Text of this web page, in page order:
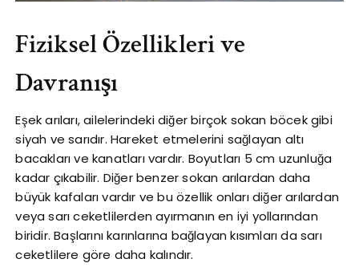
Fiziksel Özellikleri ve
Davranışı
Eşek arıları, ailelerindeki diğer birçok sokan böcek gibi
siyah ve sarıdır. Hareket etmelerini sağlayan altı
bacakları ve kanatları vardır. Boyutları 5 cm uzunluğa
kadar çıkabilir. Diğer benzer sokan arılardan daha
büyük kafaları vardır ve bu özellik onları diğer arılardan
veya sarı ceketlilerden ayırmanın en iyi yollarından
biridir. Başlarını karınlarına bağlayan kısımları da sarı
ceketlilere göre daha kalındır.